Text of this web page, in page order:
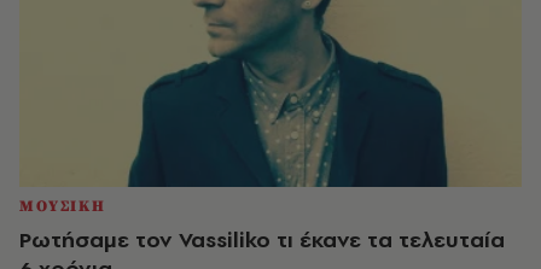
ΜΟΥΣΙΚΗ
Ρωτήσαμε τον Vassiliko τι έκανε τα τελευταία